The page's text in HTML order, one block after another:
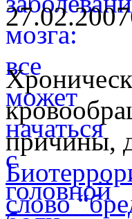
27.02.2007
причины,
слово